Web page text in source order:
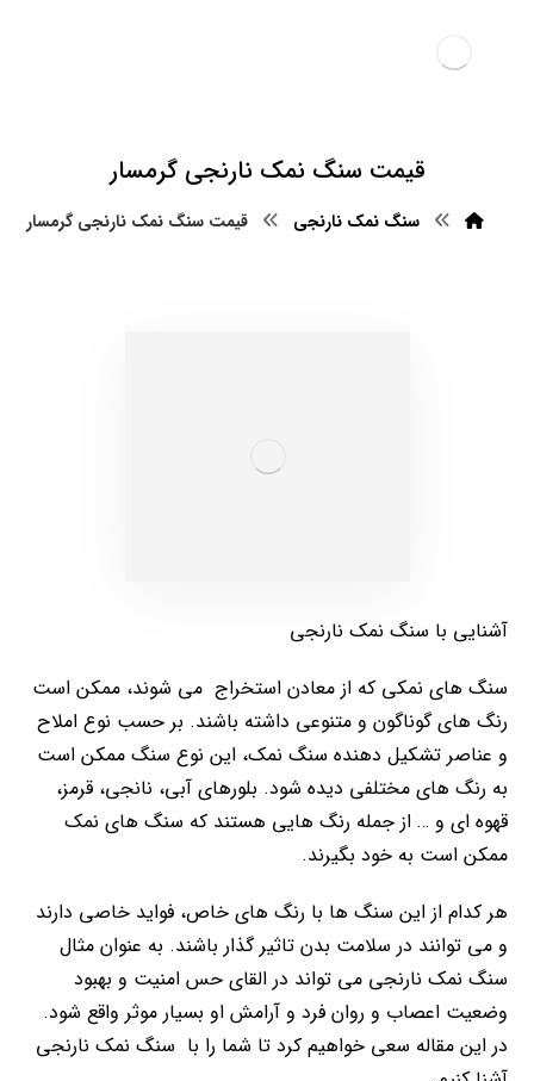
قیمت سنگ نمک نارنجی گرمسار
سنگ نمک نارنجی قیمت سنگ نمک نارنجی گرمسار
آشنایی با سنگ نمک نارنجی
سنگ های نمکی که از معادن استخراج می شوند، ممکن است
رنگ های گوناگون و متنوعی داشته باشند. بر حسب نوع املاح
و عناصر تشکیل دهنده سنگ نمک، این نوع سنگ ممکن است
به رنگ های مختلفی دیده شود. بلورهای آبی، نانجی، قرمز،
قهوه ای و … از جمله رنگ هایی هستند که سنگ های نمک
ممکن است به خود بگیرند.
هر کدام از این سنگ ها با رنگ های خاص، فواید خاصی دارند
و می توانند در سلامت بدن تاثیر گذار باشند. به عنوان مثال
سنگ نمک نارنجی می تواند در القای حس امنیت و بهبود
وضعیت اعصاب و روان فرد و آرامش او بسیار موثر واقع شود.
در این مقاله سعی خواهیم کرد تا شما را با سنگ نمک نارنجی